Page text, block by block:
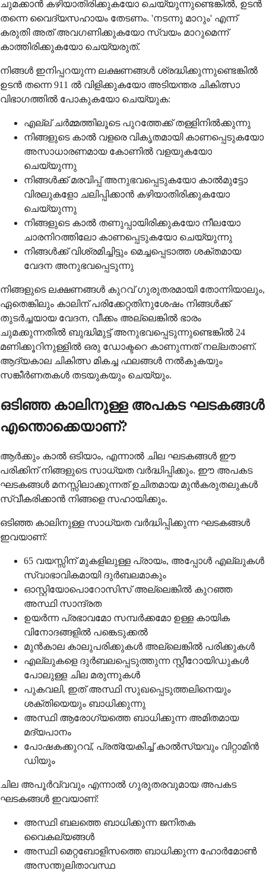
ചുമക്കാൻ കഴിയാതിരിക്കുകയോ ചെയ്യുന്നുണ്ടെങ്കിൽ, ഉടൻ
തന്നെ വൈദ്യസഹായം തേടണം. 'നടന്നു മാറും' എന്ന്
കരുതി അത് അവഗണിക്കുകയോ സ്വയം മാറുമെന്ന്
കാത്തിരിക്കുകയോ ചെയ്യരുത്.
നിങ്ങൾ ഇനിപ്പറയുന്ന ലക്ഷണങ്ങൾ ശ്രദ്ധിക്കുന്നുണ്ടെങ്കിൽ
ഉടൻ തന്നെ 911 ൽ വിളിക്കുകയോ അടിയന്തര ചികിത്സാ
വിഭാഗത്തിൽ പോകുകയോ ചെയ്യുക:
എല്ല് ചർമ്മത്തിലൂടെ പുറത്തേക്ക് തള്ളിനിൽക്കുന്നു
നിങ്ങളുടെ കാൽ വളരെ വികൃതമായി കാണപ്പെടുകയോ
അസാധാരണമായ കോണിൽ വളയുകയോ
ചെയ്യുന്നു
നിങ്ങൾക്ക് മരവിപ്പ് അനുഭവപ്പെടുകയോ കാൽമുട്ടോ
വിരലുകളോ ചലിപ്പിക്കാൻ കഴിയാതിരിക്കുകയോ
ചെയ്യുന്നു
നിങ്ങളുടെ കാൽ തണുപ്പായിരിക്കുകയോ നീലയോ
ചാരനിറത്തിലോ കാണപ്പെടുകയോ ചെയ്യുന്നു
നിങ്ങൾക്ക് വിശ്രമിച്ചിട്ടും മെച്ചപ്പെടാത്ത ശക്തമായ
വേദന അനുഭവപ്പെടുന്നു
നിങ്ങളുടെ ലക്ഷണങ്ങൾ കുറവ് ഗുരുതരമായി തോന്നിയാലും,
ഏതെങ്കിലും കാലിന് പരിക്കേറ്റതിനുശേഷം നിങ്ങൾക്ക്
തുടർച്ചയായ വേദന, വീക്കം അല്ലെങ്കിൽ ഭാരം
ചുമക്കുന്നതിൽ ബുദ്ധിമുട്ട് അനുഭവപ്പെടുന്നുണ്ടെങ്കിൽ 24
മണിക്കൂറിനുള്ളിൽ ഒരു ഡോക്ടറെ കാണുന്നത് നല്ലതാണ്.
ആദ്യകാല ചികിത്സ മികച്ച ഫലങ്ങൾ നൽകുകയും
സങ്കീർണതകൾ തടയുകയും ചെയ്യും.
ഒടിഞ്ഞ കാലിനുള്ള അപകട ഘടകങ്ങൾ
എന്തൊക്കെയാണ്?
ആർക്കും കാൽ ഒടിയാം, എന്നാൽ ചില ഘടകങ്ങൾ ഈ
പരിക്കിന് നിങ്ങളുടെ സാധ്യത വർദ്ധിപ്പിക്കും. ഈ അപകട
ഘടകങ്ങൾ മനസ്സിലാക്കുന്നത് ഉചിതമായ മുൻകരുതലുകൾ
സ്വീകരിക്കാൻ നിങ്ങളെ സഹായിക്കും.
ഒടിഞ്ഞ കാലിനുള്ള സാധ്യത വർദ്ധിപ്പിക്കുന്ന ഘടകങ്ങൾ
ഇവയാണ്:
65 വയസ്സിന് മുകളിലുള്ള പ്രായം, അപ്പോൾ എല്ലുകൾ
സ്വാഭാവികമായി ദുർബലമാകും
ഓസ്റ്റിയോപൊറോസിസ് അല്ലെങ്കിൽ കുറഞ്ഞ
അസ്ഥി സാന്ദ്രത
ഉയർന്ന പ്രഭാവമോ സമ്പർക്കമോ ഉള്ള കായിക
വിനോദങ്ങളിൽ പങ്കെടുക്കൽ
മുൻകാല കാലുപരിക്കുകൾ അല്ലെങ്കിൽ പരിക്കുകൾ
എല്ലുകളെ ദുർബലപ്പെടുത്തുന്ന സ്റ്റീറോയിഡുകൾ
പോലുള്ള ചില മരുന്നുകൾ
പുകവലി, ഇത് അസ്ഥി സുഖപ്പെടുത്തലിനെയും
ശക്തിയെയും ബാധിക്കുന്നു
അസ്ഥി ആരോഗ്യത്തെ ബാധിക്കുന്ന അമിതമായ
മദ്യപാനം
പോഷകക്കുറവ്, പ്രത്യേകിച്ച് കാൽസ്യവും വിറ്റാമിൻ
ഡിയും
ചില അപൂർവ്വവും എന്നാൽ ഗുരുതരവുമായ അപകട
ഘടകങ്ങൾ ഇവയാണ്:
അസ്ഥി ബലത്തെ ബാധിക്കുന്ന ജനിതക
വൈകല്യങ്ങൾ
അസ്ഥി മെറ്റബോളിസത്തെ ബാധിക്കുന്ന ഹോർമോൺ
അസന്തുലിതാവസ്ഥ